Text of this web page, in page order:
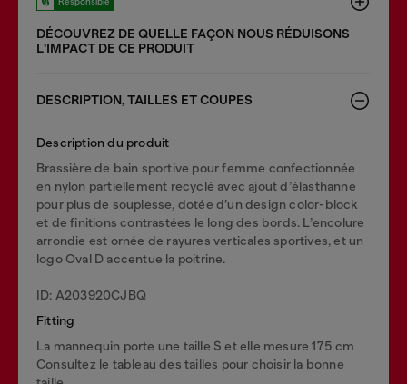
DÉCOUVREZ DE QUELLE FAÇON NOUS RÉDUISONS
LʹIMPACT DE CE PRODUIT
DESCRIPTION, TAILLES ET COUPES
Description du produit
Brassière de bain sportive pour femme confectionnée
en nylon partiellement recyclé avec ajout d’élasthanne
pour plus de souplesse, dotée d’un design color-block
et de finitions contrastées le long des bords. L’encolure
arrondie est ornée de rayures verticales sportives, et un
logo Oval D accentue la poitrine.
ID: A203920CJBQ
Fitting
La mannequin porte une taille S et elle mesure 175 cm
Consultez le tableau des tailles pour choisir la bonne